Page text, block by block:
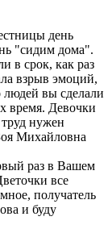
день
"сидим дома".
в срок, как раз
взрыв эмоций,
людей вы сделали
время. Девочки
нужен
Михайловна
раз в Вашем
все
получатель
и буду